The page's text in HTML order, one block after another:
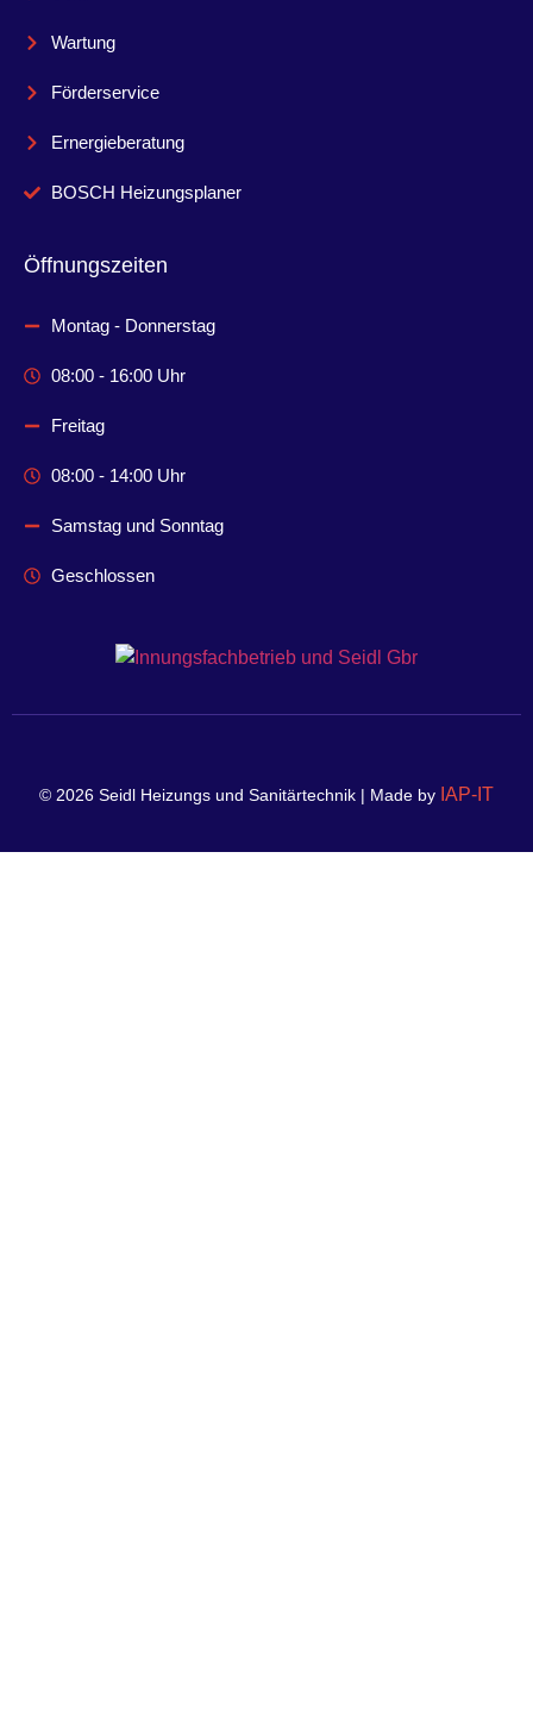
Wartung
Förderservice
Ernergieberatung
BOSCH Heizungsplaner
Öffnungszeiten
Montag - Donnerstag
08:00 - 16:00 Uhr
Freitag
08:00 - 14:00 Uhr
Samstag und Sonntag
Geschlossen
© 2026 Seidl Heizungs und Sanitärtechnik | Made by IAP-IT